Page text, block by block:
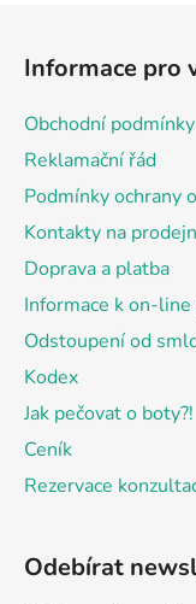
Informace pro
Obchodní podmínky
Reklamační řád
Podmínky ochrany
Kontakty na
Doprava a platba
Informace k on-
Odstoupení od
Kodex
Jak pečovat o boty?!
Ceník
Rezervace
Odebírat